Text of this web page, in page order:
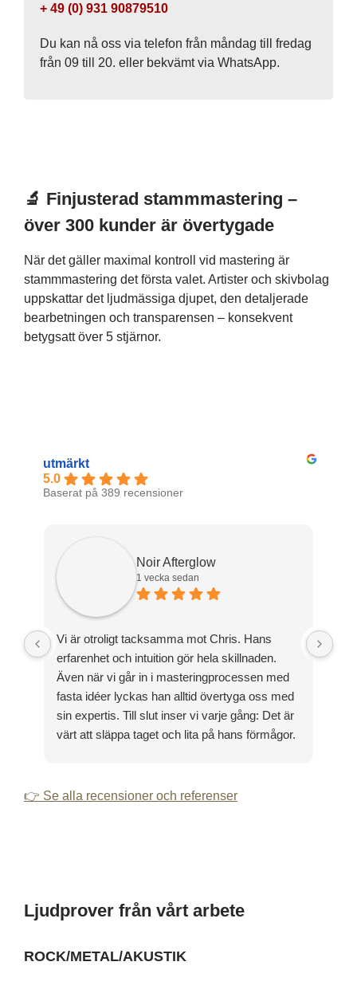
+ 49 (0) 931 90879510
Du kan nå oss via telefon från måndag till fredag ​​
från 09 till 20. eller bekvämt via WhatsApp.
🔬 Finjusterad stammmastering –
över 300 kunder är övertygade
När det gäller maximal kontroll vid mastering är
stammmastering det första valet. Artister och skivbolag
uppskattar det ljudmässiga djupet, den detaljerade
bearbetningen och transparensen – konsekvent
betygsatt över 5 stjärnor.
utmärkt
5.0
Baserat på 389 recensioner
Noir Afterglow
1 vecka sedan
Vi är otroligt tacksamma mot Chris. Hans
erfarenhet och intuition gör hela skillnaden.
Även när vi går in i masteringprocessen med
fasta idéer lyckas han alltid övertyga oss med
sin expertis. Till slut inser vi varje gång: Det är
värt att släppa taget och lita på hans förmågor.
👉 Se alla recensioner och referenser
Ljudprover från vårt arbete
ROCK/METAL/AKUSTIK